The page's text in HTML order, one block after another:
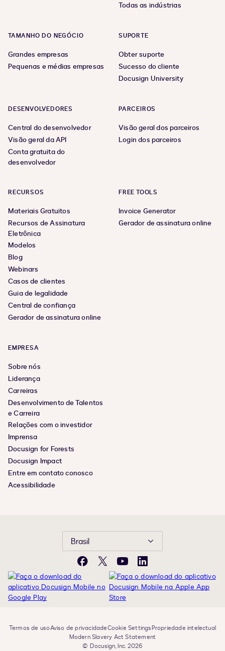
Todas as indústrias
TAMANHO DO NEGÓCIO
Grandes empresas
Pequenas e médias empresas
SUPORTE
Obter suporte
Sucesso do cliente
Docusign University
DESENVOLVEDORES
Central do desenvolvedor
Visão geral da API
Conta gratuita do
desenvolvedor
PARCEIROS
Visão geral dos parceiros
Login dos parceiros
RECURSOS
Materiais Gratuitos
Recursos de Assinatura
Eletrônica
Modelos
Blog
Webinars
Casos de clientes
Guia de legalidade
Central de confiança
Gerador de assinatura online
FREE TOOLS
Invoice Generator
Gerador de assinatura online
EMPRESA
Sobre nós
Liderança
Carreiras
Desenvolvimento de Talentos
e Carreira
Relações com o investidor
Imprensa
Docusign for Forests
Docusign Impact
Entre em contato conosco
Acessibilidade
Brasil
Facebook
X YouTubeLinkedIn
Termos de usoAviso de privacidadeCookie SettingsPropriedade intelectual
Modern Slavery Act Statement
© Docusign, Inc. 2026